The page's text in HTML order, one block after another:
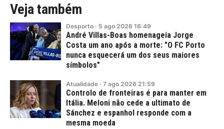
Veja também
Desporto · 5 ago 2026 16:49
André Villas-Boas homenageia Jorge
Costa um ano após a morte: "O FC Porto
nunca esquecerá um dos seus maiores
símbolos"
Atualidade · 7 ago 2026 21:59
Controlo de fronteiras é para manter em
Itália. Meloni não cede a ultimato de
Sánchez e espanhol responde com a
mesma moeda